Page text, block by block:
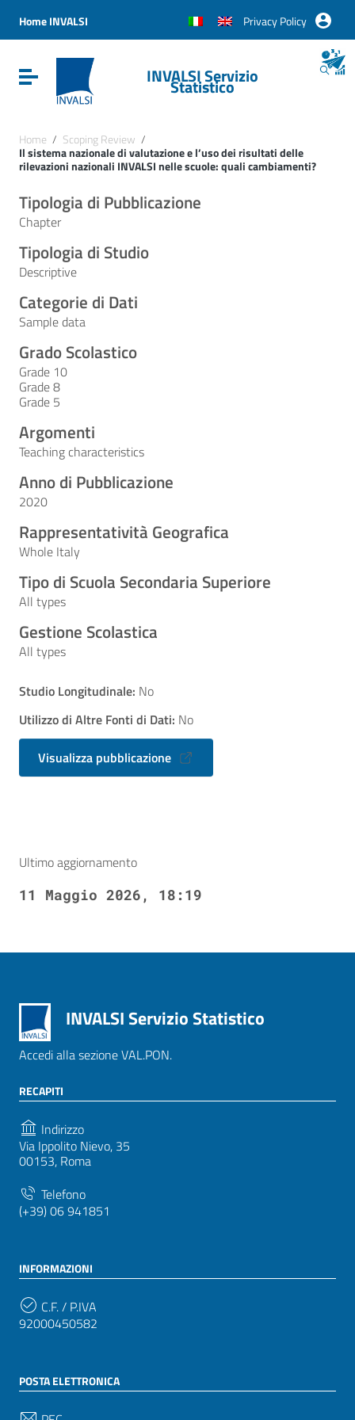
Vai al menu di navigazione
Vai al footer
Home INVALSI Privacy Policy
Attiva / disattiva la navigazioneINVALSI Servizio
Statistico
Home / Scoping Review /
Il sistema nazionale di valutazione e l’uso dei risultati delle
rilevazioni nazionali INVALSI nelle scuole: quali cambiamenti?
Tipologia di Pubblicazione
Chapter
Tipologia di Studio
Descriptive
Categorie di Dati
Sample data
Grado Scolastico
Grade 10
Grade 8
Grade 5
Argomenti
Teaching characteristics
Anno di Pubblicazione
2020
Rappresentatività Geografica
Whole Italy
Tipo di Scuola Secondaria Superiore
All types
Gestione Scolastica
All types
Studio Longitudinale: No
Utilizzo di Altre Fonti di Dati: No
Visualizza pubblicazione
Ultimo aggiornamento
11 Maggio 2026, 18:19
INVALSI Servizio Statistico
Accedi alla sezione VAL.PON.
RECAPITI
Indirizzo
Via Ippolito Nievo, 35
00153, Roma
Telefono
(+39) 06 941851
INFORMAZIONI
C.F. / P.IVA
92000450582
POSTA ELETTRONICA